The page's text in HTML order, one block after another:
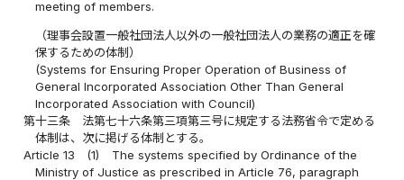
meeting of members.
（理事会設置一般社団法人以外の一般社団法人の業務の適正を確
保するための体制）
(Systems for Ensuring Proper Operation of Business of
General Incorporated Association Other Than General
Incorporated Association with Council)
第十三条
法第七十六条第三項第三号に規定する法務省令で定める
体制は、次に掲げる体制とする。
Article 13
(1)
The systems specified by Ordinance of the
Ministry of Justice as prescribed in Article 76, paragraph